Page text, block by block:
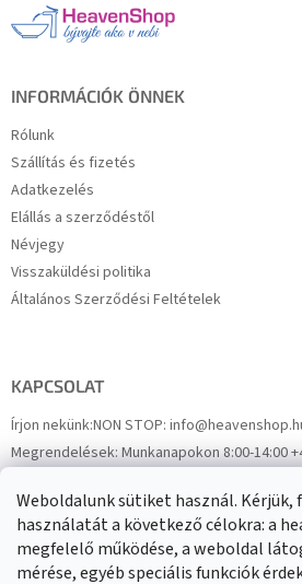
Weboldalunk sütiket használ. Kérjük,
használatát a következő célokra: a
megfelelő működése, a weboldal
mérése, egyéb speciális funkciók
INFORMÁCIÓK ÖNNEK
Rólunk
Szállítás és fizetés
Adatkezelés
Elállás a szerződéstől
Névjegy
Visszaküldési politika
Általános Szerződési Feltételek
KAPCSOLAT
Írjon nekünk:NON STOP:
Megrendelések:Munkanapokon 8:00-14:00
FacebookHeavenShop.sk